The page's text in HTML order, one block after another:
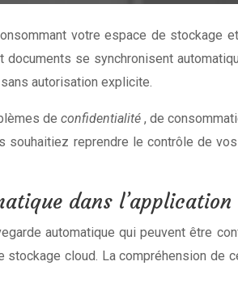
votre espace de
se synchronisent
autorisation explicite.
de confidentialité , de
reprendre le contrôle de
dans
automatique qui peuvent être
cloud. La compréhension de